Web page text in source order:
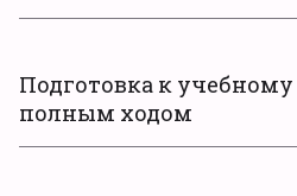
Подготовка к учебному
полным ходом